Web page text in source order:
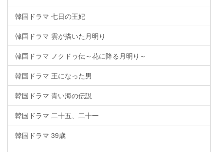
韓国ドラマ 七日の王妃
韓国ドラマ 雲が描いた月明り
韓国ドラマ ノクドゥ伝～花に降る月明り～
韓国ドラマ 王になった男
韓国ドラマ 青い海の伝説
韓国ドラマ 二十五、二十一
韓国ドラマ 39歳